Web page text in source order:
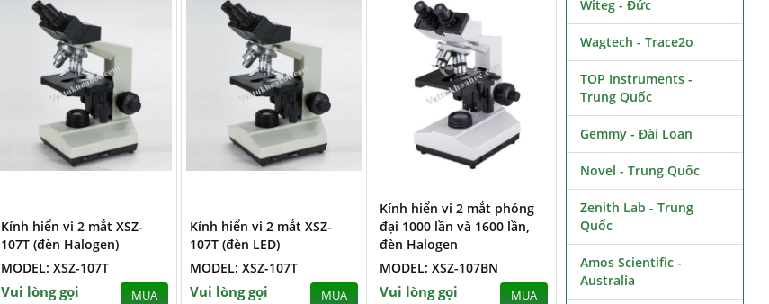
Kính hiển vi 2 mắt XSZ-
107T (đèn Halogen)
MODEL: XSZ-107T
Vui lòng gọi MUA
Kính hiển vi 2 mắt XSZ-
107T (đèn LED)
MODEL: XSZ-107T
Vui lòng gọi MUA
Kính hiển vi 2 mắt phóng
đại 1000 lần và 1600 lần,
đèn Halogen
MODEL: XSZ-107BN
Vui lòng gọi MUA
Witeg - Đức
Wagtech - Trace2o
TOP Instruments -
Trung Quốc
Gemmy - Đài Loan
Novel - Trung Quốc
Zenith Lab - Trung
Quốc
Amos Scientific -
Australia